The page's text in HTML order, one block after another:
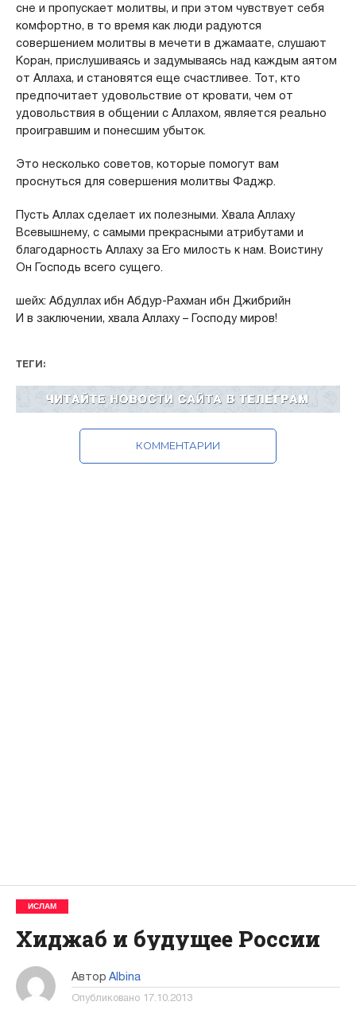
сне и пропускает молитвы, и при этом чувствует себя
комфортно, в то время как люди радуются
совершением молитвы в мечети в джамаате, слушают
Коран, прислушиваясь и задумываясь над каждым аятом
от Аллаха, и становятся еще счастливее. Тот, кто
предпочитает удовольствие от кровати, чем от
удовольствия в общении с Аллахом, является реально
проигравшим и понесшим убыток.
Это несколько советов, которые помогут вам
проснуться для совершения молитвы Фаджр.
Пусть Аллах сделает их полезными. Хвала Аллаху
Всевышнему, с самыми прекрасными атрибутами и
благодарность Аллаху за Его милость к нам. Воистину
Он Господь всего сущего.
шейх: Абдуллах ибн Абдур-Рахман ибн Джибрийн
И в заключении, хвала Аллаху – Господу миров!
ТЕГИ:
КОММЕНТАРИИ
ИСЛАМ
Хиджаб и будущее России
Автор Albina
Опубликовано 17.10.2013